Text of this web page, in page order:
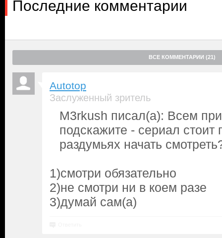
Последние комментарии
ВСЕ КОММЕНТАРИИ (21)
Autotop
Заслуженный зритель
M3rkush писал(а): Всем
подскажите - сериал стоит
раздумьях начать
1)смотри обязательно
2)не смотри ни в коем разе
3)думай сам(а)